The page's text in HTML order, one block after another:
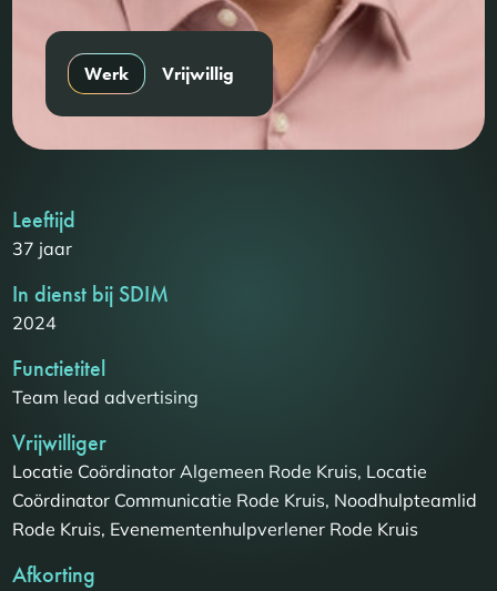
Werk Vrijwillig
Leeftijd
37 jaar
In dienst bij SDIM
2024
Functietitel
Team lead advertising
Vrijwilliger
Locatie Coördinator Algemeen Rode Kruis, Locatie
Coördinator Communicatie Rode Kruis, Noodhulpteamlid
Rode Kruis, Evenementenhulpverlener Rode Kruis
Afkorting